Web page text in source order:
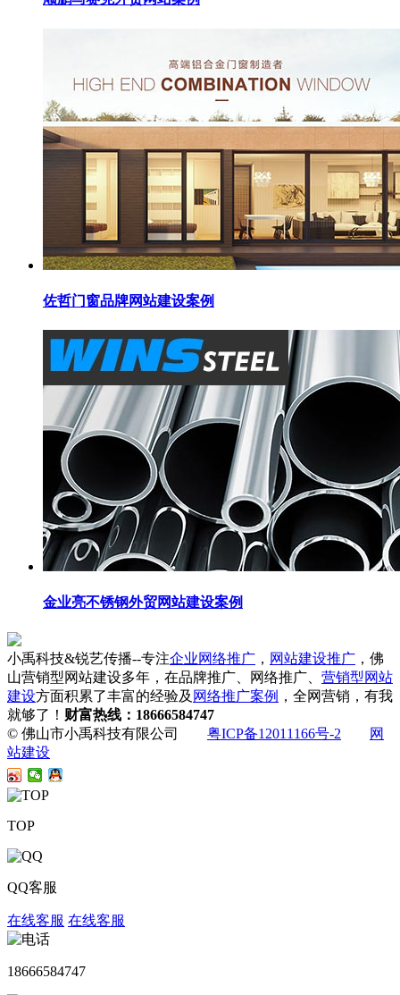
佐哲门窗品牌网站建设案例
金业亮不锈钢外贸网站建设案例
小禹科技&锐艺传播--专注企业网络推广 ， 网站建设推广 ，佛
山营销型网站建设多年，在品牌推广、网络推广、 营销型网站
建设方面积累了丰富的经验及 网络推广案例 ，全网营销，有我
就够了！ 财富热线：18666584747
© 佛山市小禹科技有限公司 粤ICP备12011166号-2
网
站建设
TOP
QQ客服
在线客服 在线客服
18666584747